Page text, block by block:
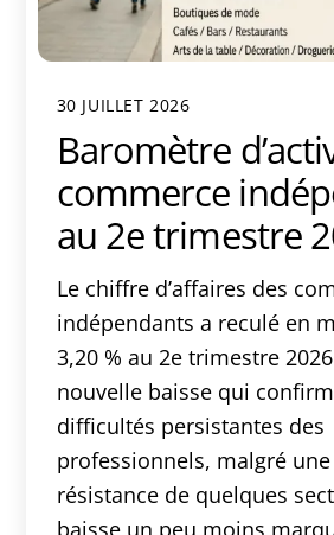
30 JUILLET 2026
Baromètre
commerce
au 2e trimestre
Le chiffre d’affaires des
indépendants a reculé en
3,20 % au 2e trimestre
nouvelle baisse qui
difficultés persistantes des
professionnels, malgré
résistance de quelques
baisse un peu moins